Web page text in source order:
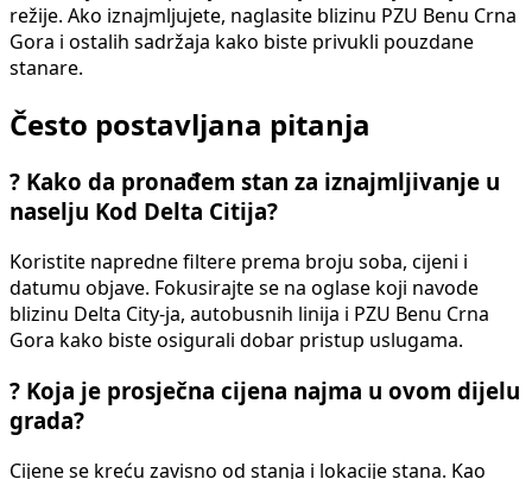
režije. Ako iznajmljujete, naglasite blizinu PZU Benu Crna
Gora i ostalih sadržaja kako biste privukli pouzdane
stanare.
Često postavljana pitanja
? Kako da pronađem stan za iznajmljivanje u
naselju Kod Delta Citija?
Koristite napredne filtere prema broju soba, cijeni i
datumu objave. Fokusirajte se na oglase koji navode
blizinu Delta City-ja, autobusnih linija i PZU Benu Crna
Gora kako biste osigurali dobar pristup uslugama.
? Koja je prosječna cijena najma u ovom dijelu
grada?
Cijene se kreću zavisno od stanja i lokacije stana. Kao